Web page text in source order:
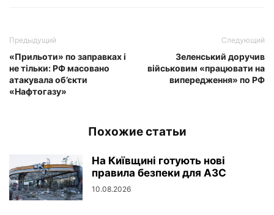
Предыдущий
«Прильоти» по заправках і
не тільки: РФ масовано
атакувала об’єкти
«Нафтогазу»
Следующий
Зеленський доручив
військовим «працювати на
випередження» по РФ
Похожие статьи
На Київщині готують нові
правила безпеки для АЗС
10.08.2026